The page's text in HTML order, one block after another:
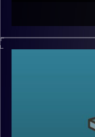
בנק
בין
הבנקים